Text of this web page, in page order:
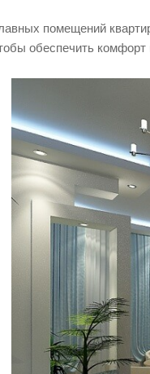
помещений
обеспечить комфорт